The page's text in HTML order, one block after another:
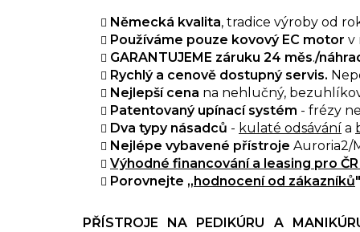
Německá kvalita, tradice výroby od
Používáme pouze kovový EC motor v
GARANTUJEME záruku 24 měs./
Rychlý a cenově dostupný servis.
Nejlepší cena na nehlučný,
Patentovaný upínací systém - frézy
Dva typy násadců - kulaté odsávání a
Nejlépe vybavené přístroje Auroria2/
Výhodné financování a leasing pro ČR
Porovnejte ,,hodnocení od zákazníků"
PŘÍSTROJE NA PEDIKÚRU A